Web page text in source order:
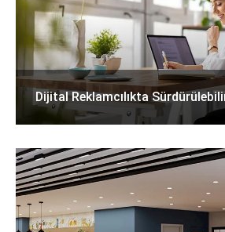
Dijital Reklamcılıkta